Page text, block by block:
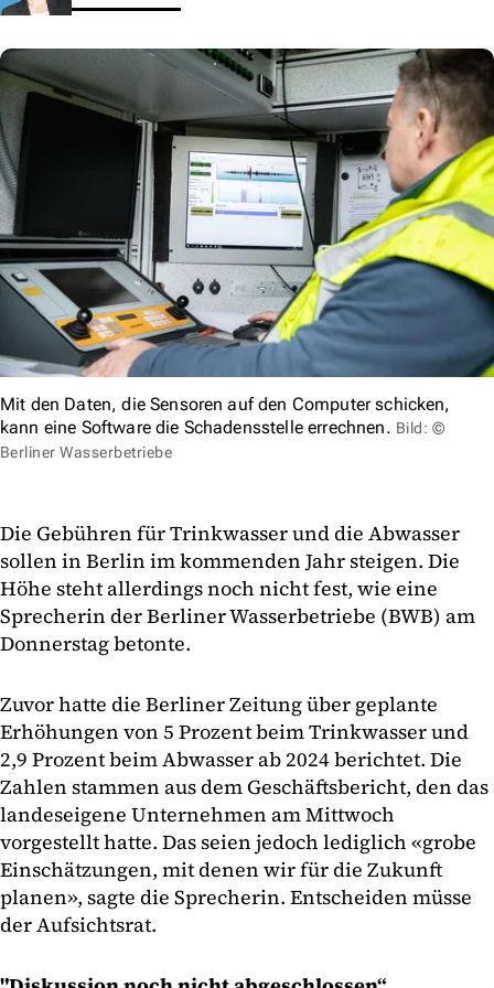
Mit den Daten, die Sensoren auf den Computer schicken,
kann eine Software die Schadensstelle errechnen. Bild: ©
Berliner Wasserbetriebe
Die Gebühren für Trinkwasser und die Abwasser
sollen in Berlin im kommenden Jahr steigen. Die
Höhe steht allerdings noch nicht fest, wie eine
Sprecherin der Berliner Wasserbetriebe (BWB) am
Donnerstag betonte.
Zuvor hatte die Berliner Zeitung über geplante
Erhöhungen von 5 Prozent beim Trinkwasser und
2,9 Prozent beim Abwasser ab 2024 berichtet. Die
Zahlen stammen aus dem Geschäftsbericht, den das
landeseigene Unternehmen am Mittwoch
vorgestellt hatte. Das seien jedoch lediglich «grobe
Einschätzungen, mit denen wir für die Zukunft
planen», sagte die Sprecherin. Entscheiden müsse
der Aufsichtsrat.